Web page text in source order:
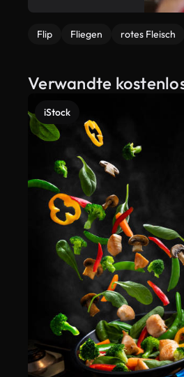
Flip Fliegen rotes Fleisch
Verwandte
iStock